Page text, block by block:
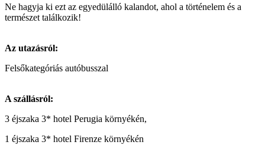
Ne hagyja ki ezt az egyedülálló kalandot, ahol a történelem és a
természet találkozik!
Az utazásról:
Felsőkategóriás autóbusszal
A szállásról:
3 éjszaka 3* hotel Perugia környékén,
1 éjszaka 3* hotel Firenze környékén